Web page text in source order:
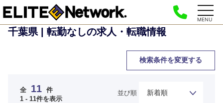
MENU
千葉県 | 転勤なしの求人・転職情報
検索条件を変更する
全 11 件
1 - 11件を表示
並び順